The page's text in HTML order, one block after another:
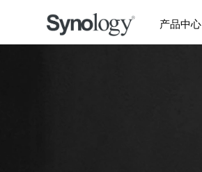
产品中心